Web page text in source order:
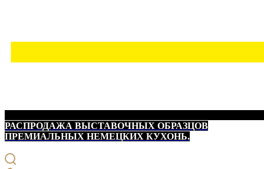
РАСПРОДАЖА ВЫСТАВОЧНЫХ ОБРАЗЦОВ
ПРЕМИАЛЬНЫХ НЕМЕЦКИХ КУХОНЬ.